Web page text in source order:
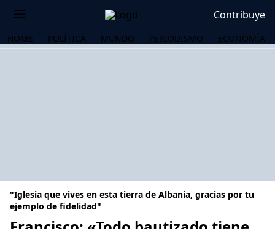
Contribuye
HOME POLÍTICA MUNDO PERIODISMO ECONOMÍA
"Iglesia que vives en esta tierra de Albania, gracias por tu
ejemplo de fidelidad"